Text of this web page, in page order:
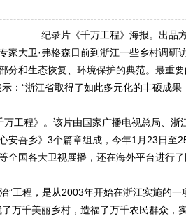
纪录片《千万工程》海报。出品
大卫·弗格森日前到浙江一些乡村调研
分和生态恢复、环境保护的典范。最重
：“浙江省取得了如此多元化的丰硕成
程》。该片由国家广播电视总局、浙
安吾乡》3个篇章组成，今年1月23日至
全国各大卫视展播，还在海外平台进行
工程，是从2003年开始在浙江实施的一
万千美丽乡村，造福了万千农民群众，